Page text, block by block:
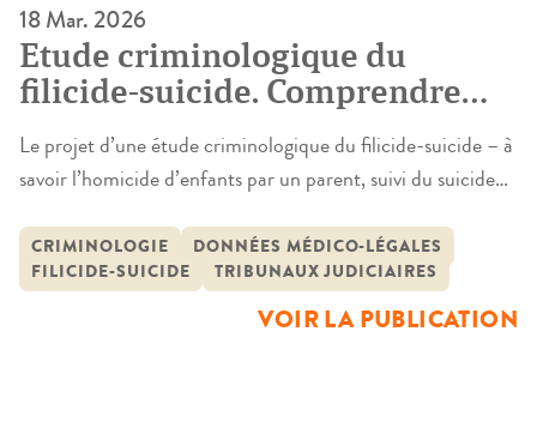
18 Mar. 2026
Etude criminologique du
filicide-suicide. Comprendre
pour prévenir
Le projet d’une étude criminologique du filicide-suicide – à
savoir l’homicide d’enfants par un parent, suivi du suicide
un contexte national de lutte contre les violences
intrafamiliales. Ce phénomène soulevant des
questionnements éthiques, sociaux et cliniques, il importait
CRIMINOLOGIE
DONNÉES MÉDICO-LÉGALES
FILICIDE-SUICIDE
TRIBUNAUX JUDICIAIRES
VOIR LA PUBLICATION